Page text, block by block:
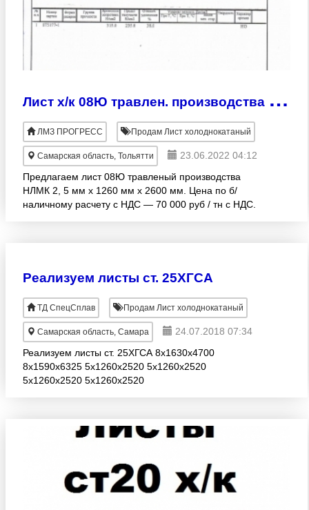
Л
ист х/к 08Ю травлен. производства НЛМК 2, 5 мм х 1260 мм х 2600. Доставка по РФ.
ЛМЗ ПРОГРЕСС Продам Лист холоднокатаный
Самарская область, Тольятти
23.06.2022 04:12
Предлагаем лист 08Ю травленый производства
НЛМК 2, 5 мм х 1260 мм х 2600 мм. Цена по б/
наличному расчету с НДС — 70 000 руб / тн с НДС.
Реализуем листы ст. 25ХГСА
ТД СпецСплав Продам Лист холоднокатаный
Самарская область, Самара
24.07.2018 07:34
Реализуем листы ст. 25ХГСА 8х1630х4700
8х1590х6325 5х1260х2520 5х1260х2520
5х1260х2520 5х1260х2520